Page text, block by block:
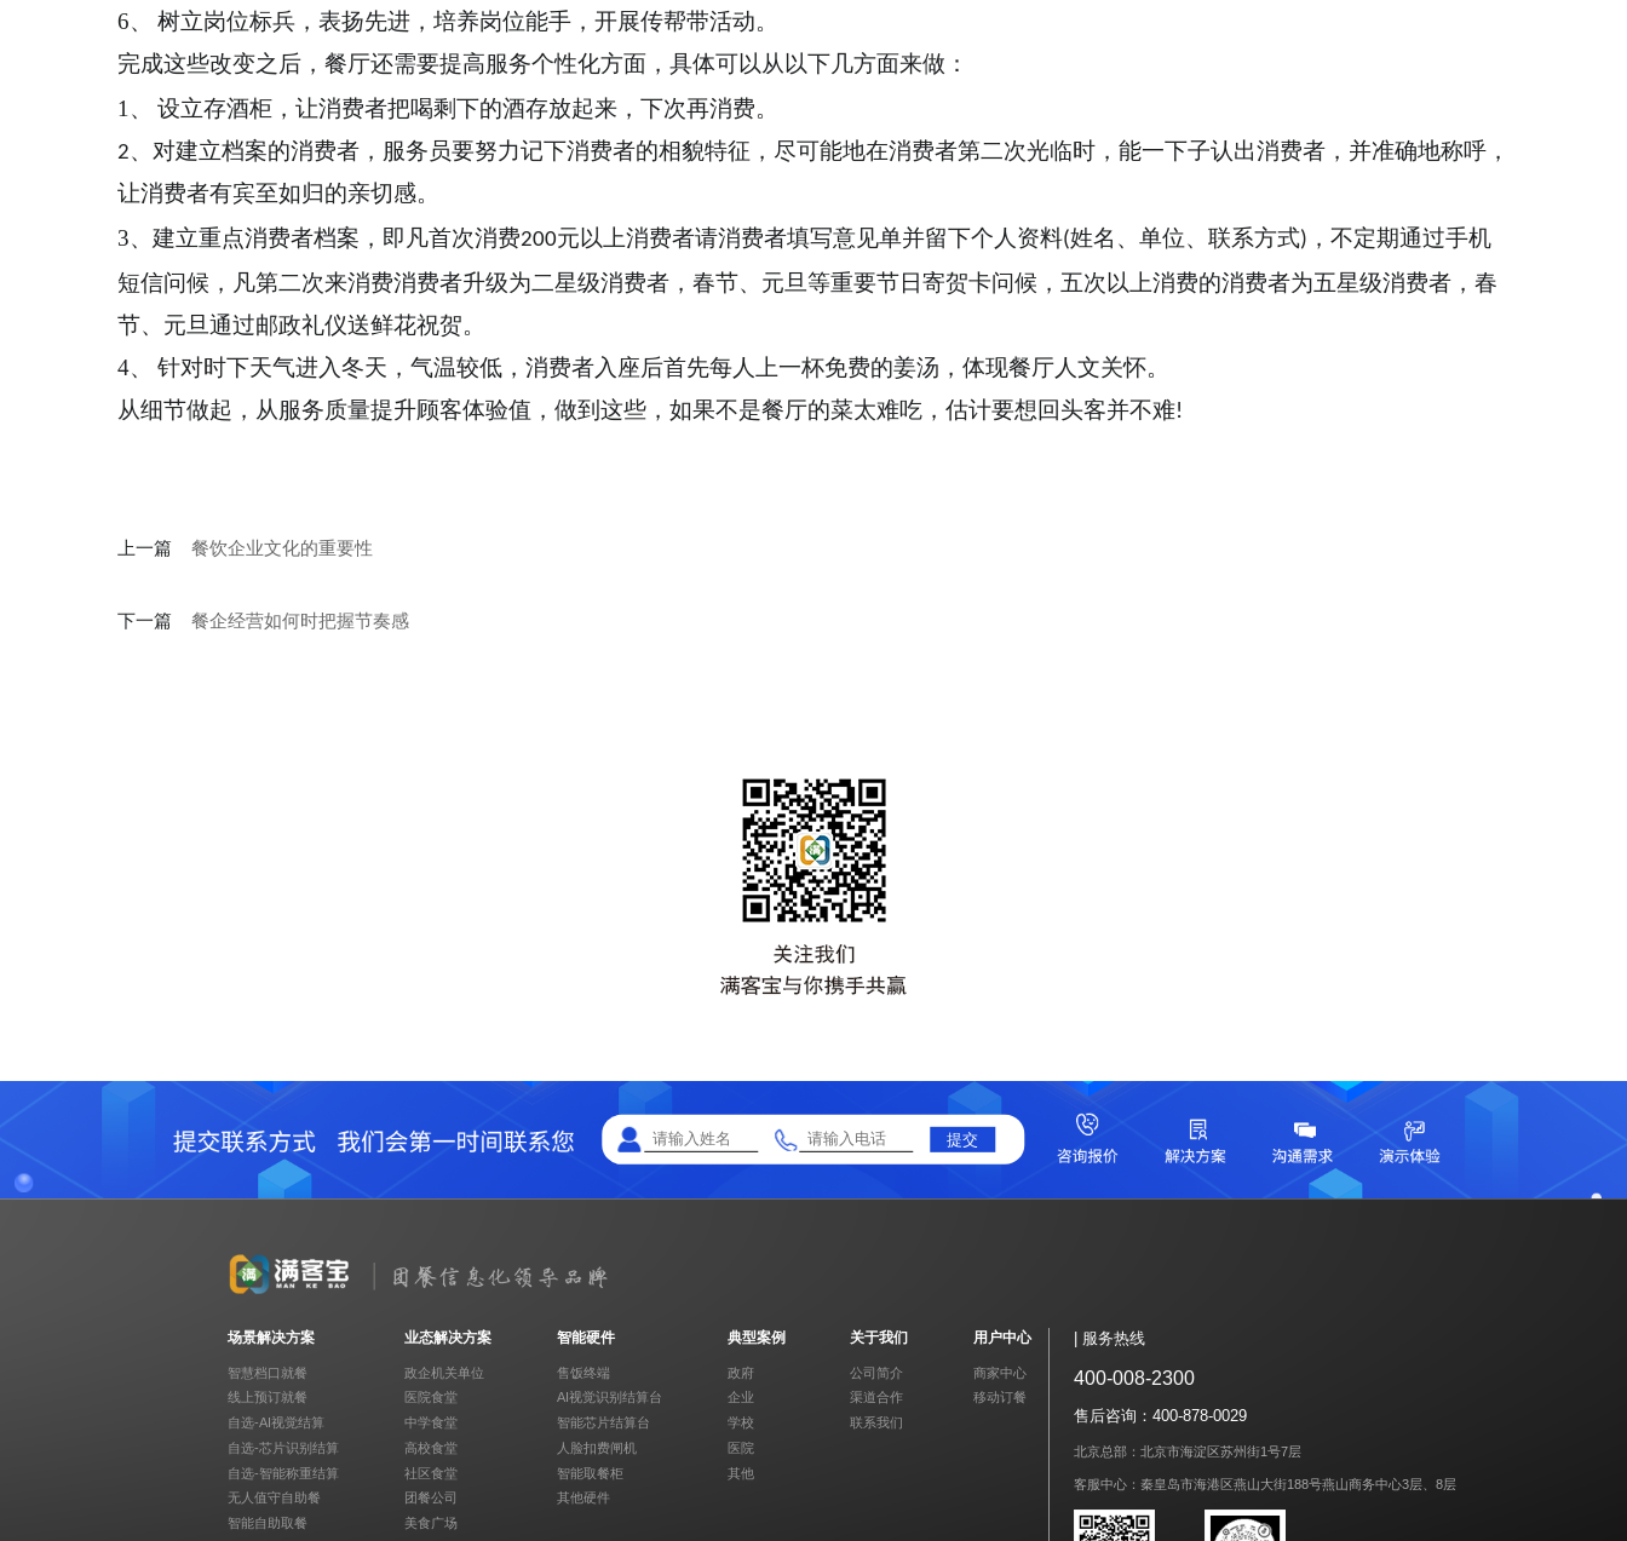
6、 树立岗位标兵，表扬先进，培养岗位能手，开展传帮带活动。
完成这些改变之后，餐厅还需要提高服务个性化方面，具体可以从以下几方面来做：
1 、 设立存酒柜，让消费者把喝剩下的酒存放起来，下次再消费。
2、 对建立档案的消费者，服务员要努力记下消费者的相貌特征，尽可能地在消费者第二次光临时，能一下子认出消费者，并准确地称呼，
让消费者有宾至如归的亲切感。
3、建立重点消费者档案，即凡首次消费200元以上消费者请消费者填写意见单并留下个人资料(姓名、单位、联系方式) ，不定期通过手机
短信问候，凡第二次来消费消费者升级为二星级消费者，春节、元旦等重要节日寄贺卡问候，五次以上消费的消费者为五星级消费者，春
节、元旦通过邮政礼仪送鲜花祝贺。
4、 针对时下天气进入冬天，气温较低，消费者入座后首先每人上一杯免费的姜汤，体现餐厅人文关怀。
从细节做起，从服务质量提升顾客体验值，做到这些，如果不是餐厅的菜太难吃，估计要想回头客并不难!
上一篇 餐饮企业文化的重要性
下一篇 餐企经营如何时把握节奏感
提交
场景解决方案
智慧档口就餐
线上预订就餐
自选-AI视觉结算
自选-芯片识别结算
自选-智能称重结算
无人值守自助餐
智能自助取餐
业态解决方案
政企机关单位
医院食堂
中学食堂
高校食堂
社区食堂
团餐公司
美食广场
智能硬件
售饭终端
AI视觉识别结算台
智能芯片结算台
人脸扣费闸机
智能取餐柜
其他硬件
典型案例
政府
企业
学校
医院
其他
关于我们
公司简介
渠道合作
联系我们
用户中心
商家中心
移动订餐
| 服务热线
400-008-2300
售后咨询：400-878-0029
北京总部：北京市海淀区苏州街1号7层
客服中心：秦皇岛市海港区燕山大街188号燕山商务中心3层、8层